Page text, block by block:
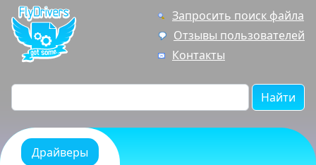
Запросить поиск файла
Отзывы пользователей
Контакты
Найти
Драйверы